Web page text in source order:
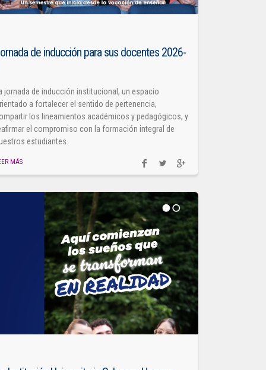
de inducción para sus docentes 2026-
jornada de inducción institucional, un espacio
a fortalecer el sentido de pertenencia,
los lineamientos académicos y pedagógicos, y
el compromiso con la formación integral de
estudiantes.
MÁS